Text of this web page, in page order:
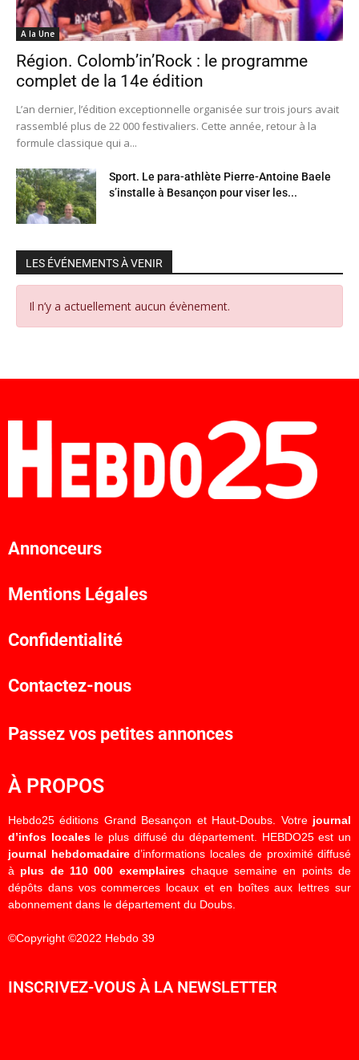
A la Une
Région. Colomb’in’Rock : le programme
complet de la 14e édition
L’an dernier, l’édition exceptionnelle organisée sur trois jours avait
rassemblé plus de 22 000 festivaliers. Cette année, retour à la
formule classique qui a...
Sport. Le para-athlète Pierre-Antoine Baele
s’installe à Besançon pour viser les...
LES ÉVÉNEMENTS À VENIR
Il n’y a actuellement aucun évènement.
Annonceurs
Mentions Légales
Confidentialité
Contactez-nous
Passez vos petites annonces
À PROPOS
Hebdo25 éditions Grand Besançon et Haut-Doubs. Votre journal
d’infos localesle plus diffusé du département. HEBDO25 est un
journal hebdomadaired’informations locales de proximité diffusé
à plus de 110 000 exemplaireschaque semaine en points de
dépôts dans vos commerces locaux et en boîtes aux lettres sur
abonnement dans le département du Doubs.
©Copyright ©2022 Hebdo 39
INSCRIVEZ-VOUS À LA NEWSLETTER